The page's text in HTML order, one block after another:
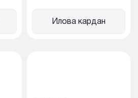
Илова кардан